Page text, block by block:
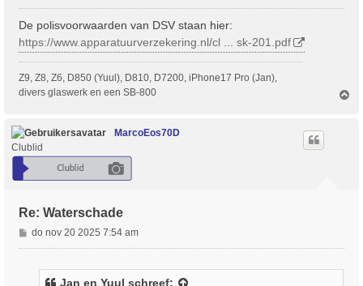
e
r
c
h
t
De polisvoorwaarden van DSV staan hier:
https://www.apparatuurverzekering.nl/cl ... sk-201.pdf
Z9, Z8, Z6, D850 (Yuul), D810, D7200, iPhone17 Pro (Jan),
divers glaswerk en een SB-800
MarcoEos70D
Clublid
Re: Waterschade
B
e
do nov 20 2025 7:54 am
Jan en Yuul schreef: